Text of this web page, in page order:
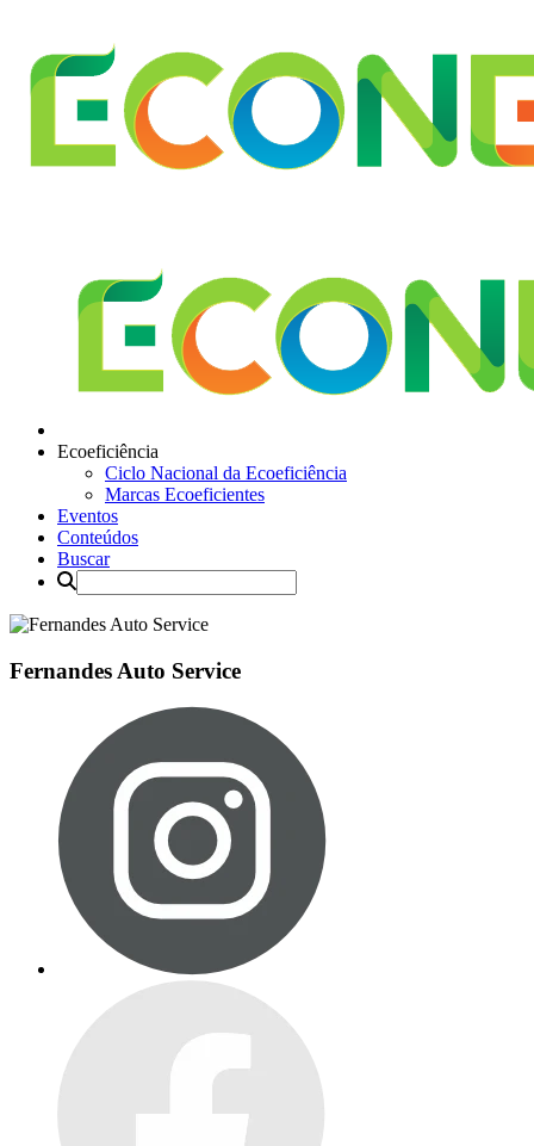
Ecoeficiência
Ciclo Nacional da Ecoeficiência
Marcas Ecoeficientes
Eventos
Conteúdos
Buscar
Fernandes Auto Service